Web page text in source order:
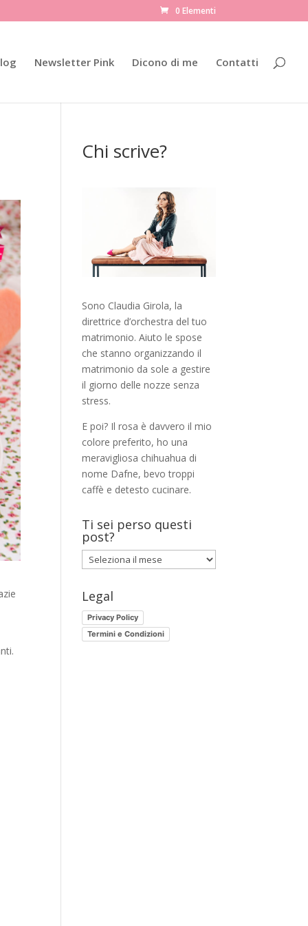
0 Elementi
Newsletter Pink Dicono di me Contatti
Chi scrive?
Sono Claudia Girola, la
direttrice d’orchestra del tuo
matrimonio. Aiuto le spose
che stanno organizzando il
matrimonio da sole a gestire
il giorno delle nozze senza
stress.
E poi? Il rosa è davvero il mio
colore preferito, ho una
meravigliosa chihuahua di
nome Dafne, bevo troppi
caffè e detesto cucinare.
Ti sei perso questi
post?
Ti
sei
questi
post?
Legal
Privacy Policy
Termini e Condizioni